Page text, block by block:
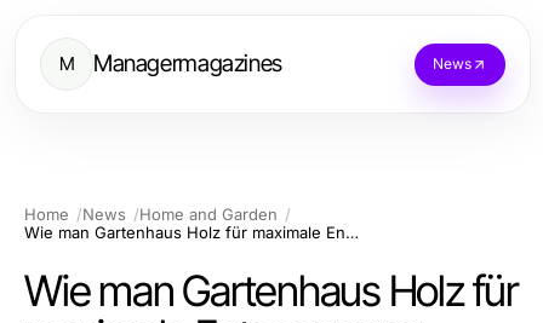
M Managermagazines News
Home News
Home and Garden
Wie man Gartenhaus Holz für maximale Entspannung 2026 nutzt
Wie man Gartenhaus Holz für